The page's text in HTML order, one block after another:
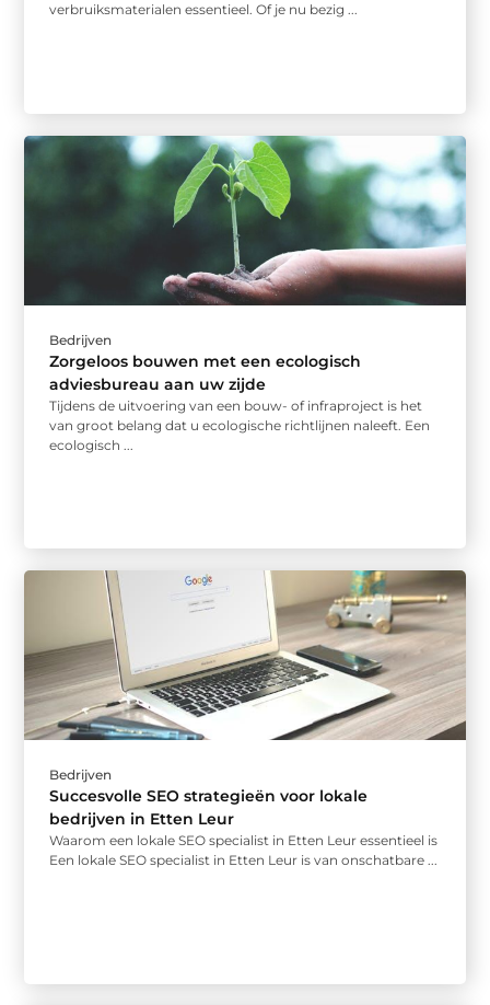
verbruiksmaterialen essentieel. Of je nu bezig ...
Bedrijven
Zorgeloos bouwen met een ecologisch
adviesbureau aan uw zijde
Tijdens de uitvoering van een bouw- of infraproject is het
van groot belang dat u ecologische richtlijnen naleeft. Een
ecologisch ...
Bedrijven
Succesvolle SEO strategieën voor lokale
bedrijven in Etten Leur
Waarom een lokale SEO specialist in Etten Leur essentieel is
Een lokale SEO specialist in Etten Leur is van onschatbare ...